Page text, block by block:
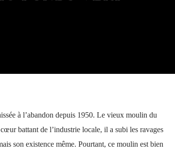
à l’abandon depuis 1950. Le vieux moulin du
battant de l’industrie locale, il a subi les ravages
son existence même. Pourtant, ce moulin est bien